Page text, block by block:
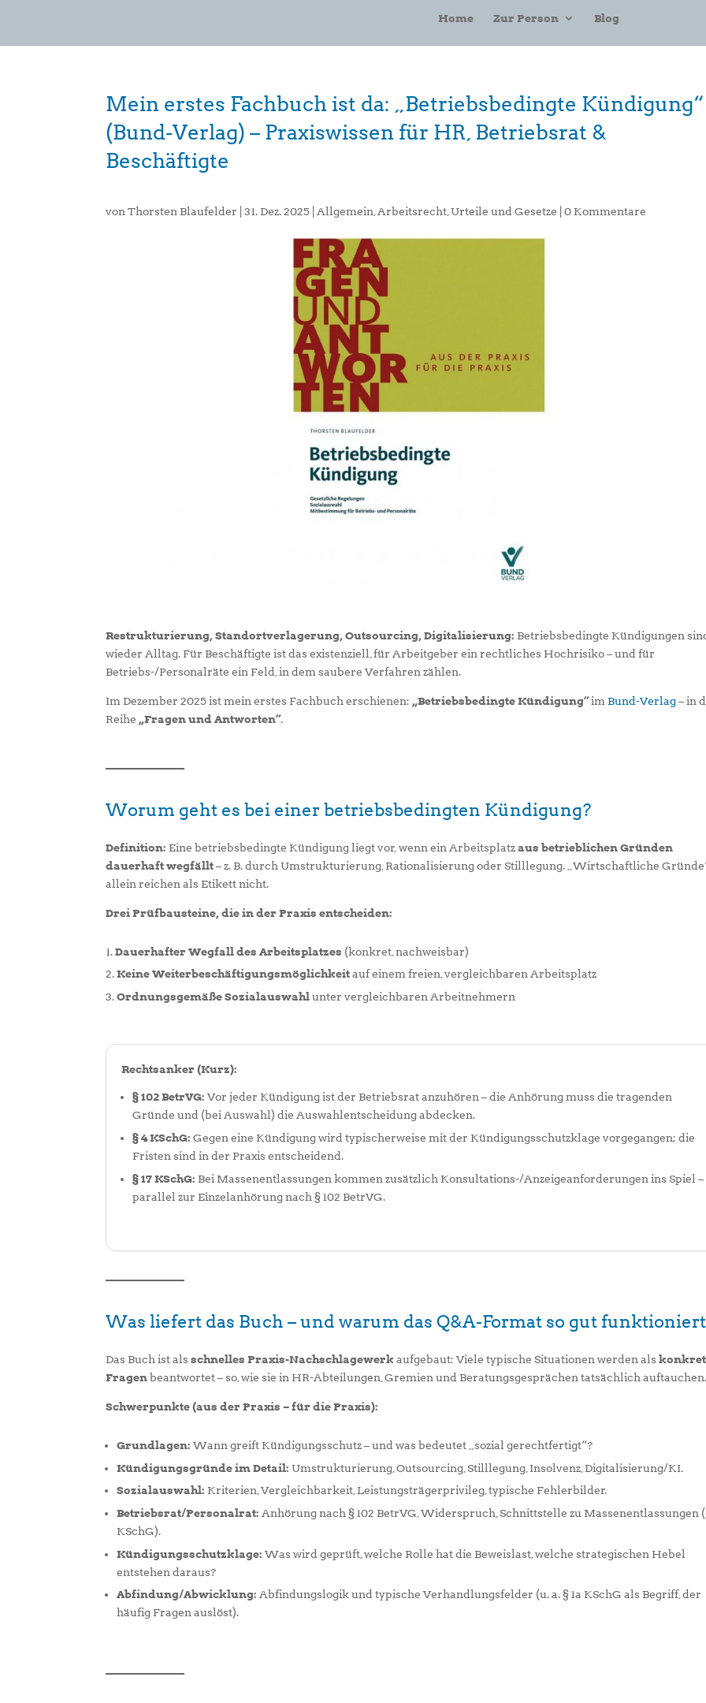
Home Zur Person Blog
Mein erstes Fachbuch ist da: „Betriebsbedingte Kündigung“
(Bund-Verlag) – Praxiswissen für HR, Betriebsrat &
Beschäftigte
vonThorsten Blaufelder |31. Dez. 2025 Allgemein Arbeitsrecht ,Urteile und Gesetze |0 Kommentare
Restrukturierung, Standortverlagerung, Outsourcing, Digitalisierung: Betriebsbedingte Kündigungen
wieder Alltag. Für Beschäftigte ist das existenziell, für Arbeitgeber ein rechtliches Hochrisiko – und für
Betriebs-/Personalräte ein Feld, in dem saubere Verfahren zählen.
Im Dezember 2025 ist mein erstes Fachbuch erschienen: „Betriebsbedingte Kündigung“im Bund-Verlag– in
Reihe „Fragen und Antworten“.
Worum geht es bei einer betriebsbedingten Kündigung?
Definition: Eine betriebsbedingte Kündigung liegt vor, wenn ein Arbeitsplatzaus betrieblichen Gründen
dauerhaft wegfällt– z. B. durch Umstrukturierung, Rationalisierung oder Stilllegung. „Wirtschaftliche
allein reichen als Etikett nicht.
Drei Prüfbausteine, die in der Praxis entscheiden:
Dauerhafter Wegfall des Arbeitsplatzes (konkret, nachweisbar)
Keine Weiterbeschäftigungsmöglichkeitauf einem freien, vergleichbaren Arbeitsplatz
Ordnungsgemäße Sozialauswahlunter vergleichbaren Arbeitnehmern
Rechtsanker (Kurz):
§ 102 BetrVG: Vor jeder Kündigung ist der Betriebsrat anzuhören – die Anhörung muss die tragenden
Gründe und (bei Auswahl) die Auswahlentscheidung abdecken.
§ 4 KSchG: Gegen eine Kündigung wird typischerweise mit der Kündigungsschutzklage vorgegangen; die
Fristen sind in der Praxis entscheidend.
§ 17 KSchG: Bei Massenentlassungen kommen zusätzlich Konsultations-/Anzeigeanforderungen ins Spiel –
parallel zur Einzelanhörung nach § 102 BetrVG.
Was liefert das Buch – und warum das Q&A-Format so gut funktioniert
Das Buch ist alsschnelles Praxis-Nachschlagewerk aufgebaut: Viele typische Situationen werden als
Fragenbeantwortet – so, wie sie in HR-Abteilungen, Gremien und Beratungsgesprächen tatsächlich
Schwerpunkte (aus der Praxis – für die Praxis):
Grundlagen: Wann greift Kündigungsschutz – und was bedeutet „sozial gerechtfertigt“?
Kündigungsgründe im Detail: Umstrukturierung, Outsourcing, Stilllegung, Insolvenz, Digitalisierung/KI.
Sozialauswahl: Kriterien, Vergleichbarkeit, Leistungsträgerprivileg, typische Fehlerbilder.
Betriebsrat/Personalrat: Anhörung nach § 102 BetrVG, Widerspruch, Schnittstelle zu Massenentlassungen
KSchG).
Kündigungsschutzklage: Was wird geprüft, welche Rolle hat die Beweislast, welche strategischen Hebel
entstehen daraus?
Abfindung/Abwicklung: Abfindungslogik und typische Verhandlungsfelder (u. a. § 1a KSchG als Begriff, der
häufig Fragen auslöst).